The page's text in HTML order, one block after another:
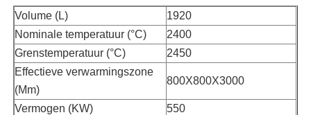
Verzoek om een Citaat
Vacuüminductie Smeltende Oven
industriële smeltende oven
Volume (L)
1920
Nominale temperatuur (°C)
2400
Grenstemperatuur (°C)
2450
Effectieve verwarmingszone
(Mm)
800X800X3000
Vermogen (KW)
550